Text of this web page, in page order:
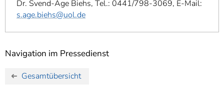
Dr. Svend-Age Biehs, Tel.: 0441/798-3069, E-Mail:
s.age.biehs@uol.de
Navigation im Pressedienst
Gesamtübersicht